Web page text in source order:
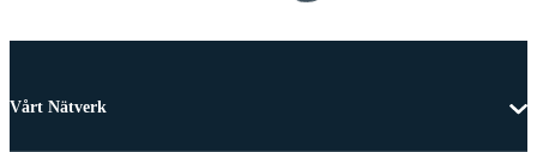
Vårt Nätverk